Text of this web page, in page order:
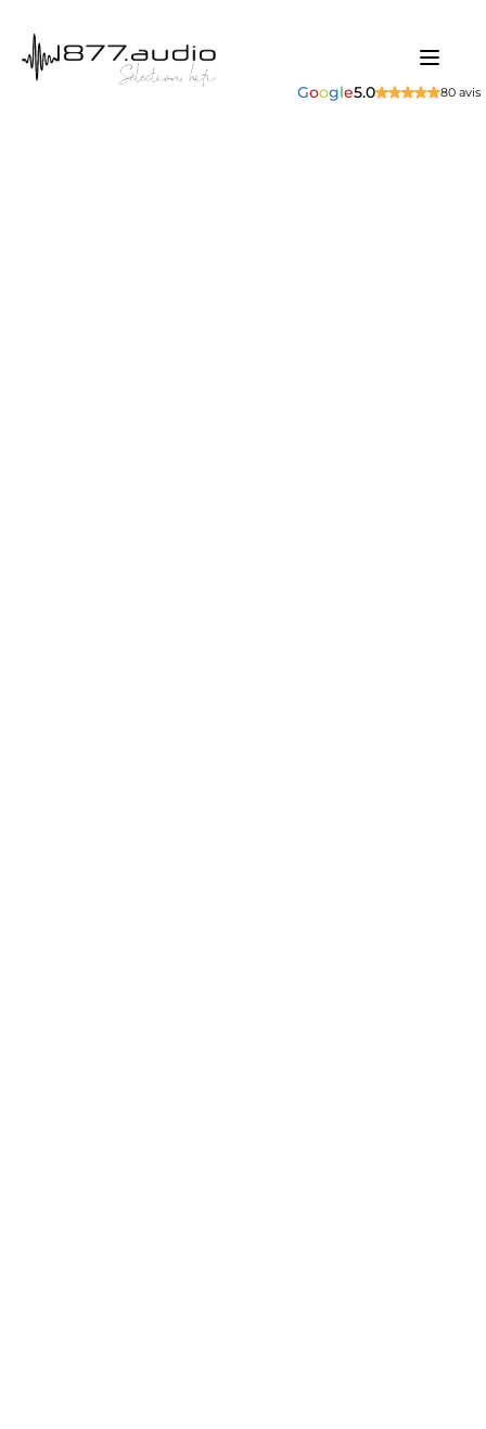
Google5.0 80 avis